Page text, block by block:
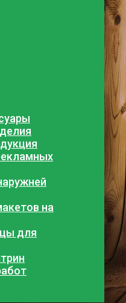
на
для